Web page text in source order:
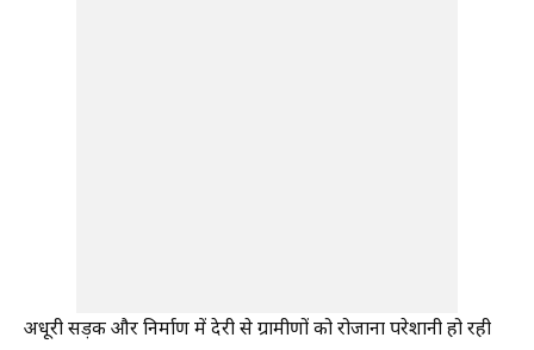
अधूरी सड़क और निर्माण में देरी से ग्रामीणों को रोजाना परेशानी हो रही